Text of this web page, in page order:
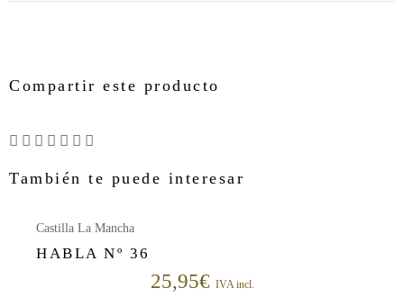
Compartir este producto
También te puede interesar
Castilla La Mancha
HABLA Nº 36
25,95€ IVA incl.